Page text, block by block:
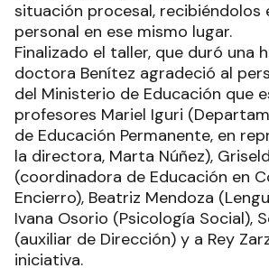
situación procesal, recibiéndolos
personal en ese mismo lugar.
Finalizado el taller, que duró una
doctora Benítez agradeció al
del Ministerio de Educación que
profesores Mariel Iguri
de Educación Permanente, en
la directora, Marta Núñez),
(coordinadora de Educación en
Encierro), Beatriz Mendoza
Ivana Osorio (Psicología Social),
(auxiliar de Dirección) y a Rey
iniciativa.